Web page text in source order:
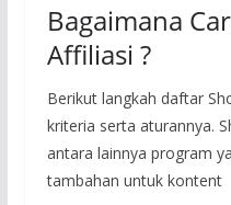
Bagaimana
Affiliasi ?
Berikut langkah daftar
kriteria serta aturannya.
antara lainnya program
tambahan untuk kontent